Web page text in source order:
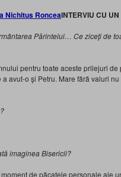
INTERVIU CU
Părintelui… Ce ziceţi de
pentru toate aceste prilejuri
avut-o şi Petru. Mare fără valuri
imaginea Bisericii?
de păcatele personale ale